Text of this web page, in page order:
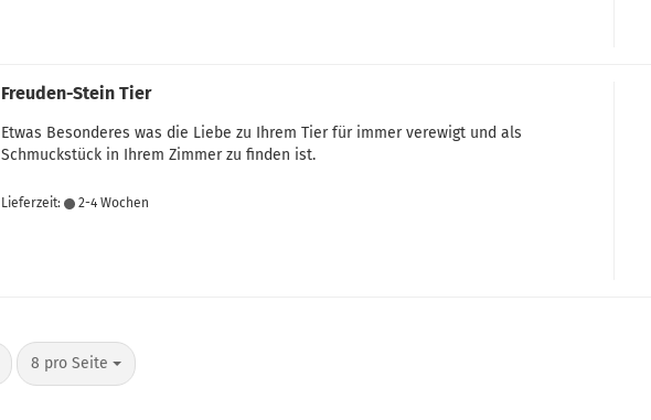
Freuden-Stein Tier
Etwas Besonderes was die Liebe zu Ihrem Tier für immer verewigt und als
Schmuckstück in Ihrem Zimmer zu finden ist.
Lieferzeit: 2-4 Wochen
8 pro Seite
pro Seite